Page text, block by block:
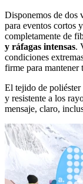
Disponemos de dos
para eventos cortos
completamente de
y ráfagas intensas.
condiciones
firme para mantener
El tejido de poliéster
y resistente a los
mensaje, claro,